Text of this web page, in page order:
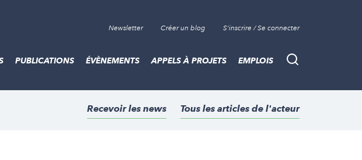
Newsletter Créer un blog S'inscrire / Se connecter
Recherche
PUBLICATIONS ÉVÈNEMENTS APPELS À PROJETS EMPLOIS
Recevoir les news Tous les articles de l'acteur